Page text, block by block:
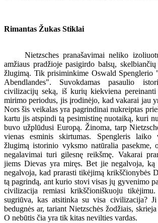
Rimantas Žukas Stiklai
Nietzsches pranašavimai neliko
amžiaus pradžioje pasigirdo balsų,
žlugimą. Tik prisiminkime Oswald Spenglerio
Abendlandes". Suvokdamas pasaulio
civilizacijų seką, iš kurių kiekviena
mirimo periodus, jis įrodinėjo, kad vakarai jau
Nors šis veikalas yra pagrindinai nukreiptas
kartu jis atspindi tą pesimistinę nuotaiką, kuri
buvo užplūdusi Europą. Žinoma, tarp
vienas esminis skirtumas. Spengleris laiko
žlugimą istorinio vyksmo natūralia pasekme,
negalavimai turi gilesnę reikšmę. Vakarai
jiems Dievas yra miręs. Bet jie negalvoja, ką
negalvoja, kad prarasti tikėjimą krikščionybės
tą pagrindą, ant kurio stovi visas jų gyvenimo
civilizacija remiasi krikščioniškuoju
sugriūva, kas atsitinka su visa civilizacija?
bedugnės ar, tariant Nietzschės žodžiais,
O nebūtis čia yra tik kitas nevilties vardas.